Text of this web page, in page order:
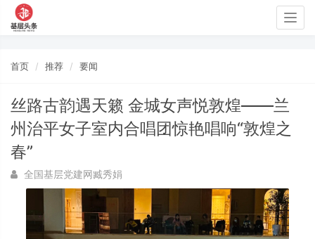
首页 推荐 要闻
丝路古韵遇天籁 金城女声悦敦煌——兰
州治平女子室内合唱团惊艳唱响“敦煌之
春”
全国基层党建网臧秀娟